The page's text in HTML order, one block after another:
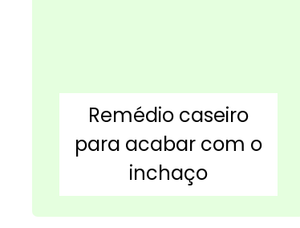
Remédio caseiro
para acabar com o
inchaço